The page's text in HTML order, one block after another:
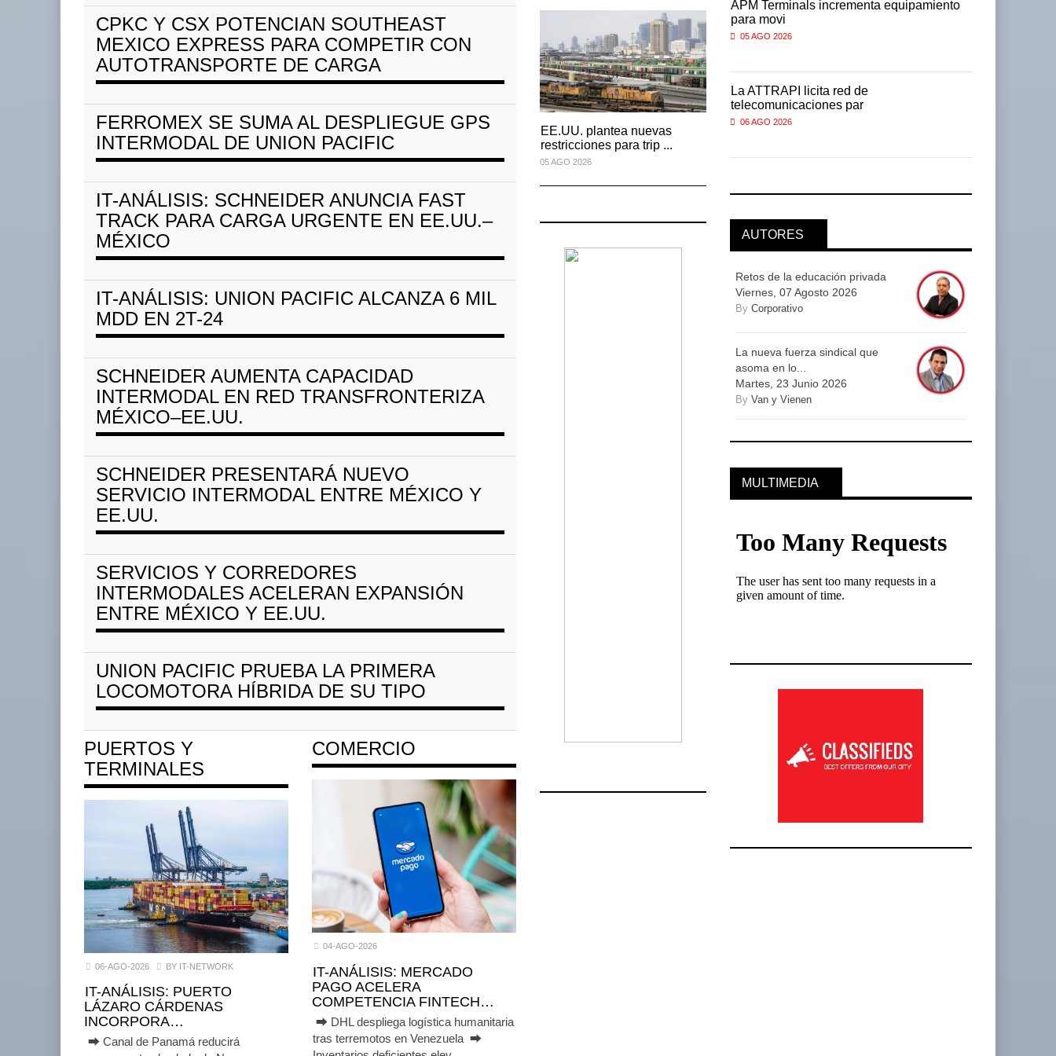
CPKC Y CSX POTENCIAN SOUTHEAST
MEXICO EXPRESS PARA COMPETIR CON
AUTOTRANSPORTE DE CARGA
FERROMEX SE SUMA AL DESPLIEGUE GPS
INTERMODAL DE UNION PACIFIC
IT-ANÁLISIS: SCHNEIDER ANUNCIA FAST
TRACK PARA CARGA URGENTE EN EE.UU.–
MÉXICO
IT-ANÁLISIS: UNION PACIFIC ALCANZA 6 MIL
MDD EN 2T-24
SCHNEIDER AUMENTA CAPACIDAD
INTERMODAL EN RED TRANSFRONTERIZA
MÉXICO–EE.UU.
SCHNEIDER PRESENTARÁ NUEVO
SERVICIO INTERMODAL ENTRE MÉXICO Y
EE.UU.
SERVICIOS Y CORREDORES
INTERMODALES ACELERAN EXPANSIÓN
ENTRE MÉXICO Y EE.UU.
UNION PACIFIC PRUEBA LA PRIMERA
LOCOMOTORA HÍBRIDA DE SU TIPO
PUERTOS Y
TERMINALES
06-AGO-2026 BY IT-NETWORK
IT-ANÁLISIS: PUERTO
LÁZARO CÁRDENAS
INCORPORA…
⮕ Canal de Panamá reducirá
COMERCIO
04-AGO-2026
IT-ANÁLISIS: MERCADO
PAGO ACELERA
COMPETENCIA FINTECH…
⮕ DHL despliega logística humanitaria
tras terremotos en Venezuela ⮕
EE.UU. plantea nuevas
restricciones para trip ...
05 AGO 2026
EE.UU. plantea nuevas
restricciones para trip ...
05 AGO 2026
EE.UU. plantea nuevas
restricciones para trip ...
05 AGO 2026
APM Terminals incrementa equipamiento
para movi
05 AGO 2026
telecomunicaciones par
06 AGO 2026
APM Terminals incrementa equipamiento
La ATTRAPI licita red de
telecomunicaciones par
06 AGO 2026
APM Terminals incrementa equipamiento
para movi
05 AGO 2026
La ATTRAPI licita red de
telecomunicaciones par
06 AGO 2026
AUTORES
Retos de la educación privada
Viernes, 07 Agosto 2026
By Corporativo
La nueva fuerza sindical que
asoma en lo...
Martes, 23 Junio 2026
By Van y Vienen
MULTIMEDIA